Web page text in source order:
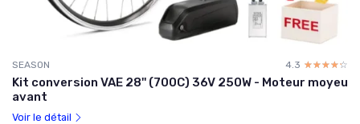
SEASON 4.3 ☆☆☆☆☆
★★★★★
Kit conversion VAE 28'' (700C) 36V 250W - Moteur moyeu
avant
Voir le détail